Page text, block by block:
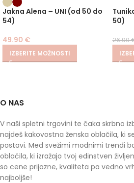
Jakna Alena – UNI (od 50 do
54)
49.90 €
IZBERITE MOŽNOSTI
-
50)
26.90
O NAS
V naši spletni trgovini te čaka skrbno
najdeš kakovostna ženska oblačila, ki
postavi. Med svežimi modnimi trendi
oblačila, ki izražajo tvoj edinstven
so cene prijazne, kvaliteta pa vedno
najboljše!